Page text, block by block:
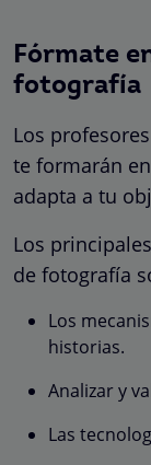
Fórmate
fotografía
Los
te formarán
adapta a tu
Los principales
de fotografía
Los
historias.
Analizar y
Las